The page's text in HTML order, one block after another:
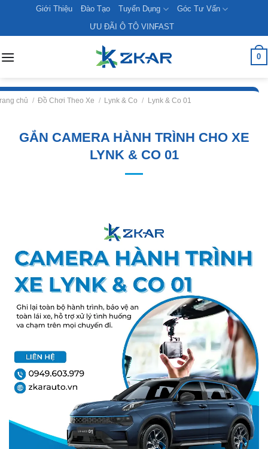
content
Giới Thiệu Đào Tạo Tuyển Dụng
Góc Tư Vấn
ƯU ĐÃI Ô TÔ VINFAST
0
chủ / Đồ Chơi Theo Xe / Lynk & Co / Lynk & Co 01
GẮN CAMERA HÀNH TRÌNH CHO XE
LYNK & CO 01